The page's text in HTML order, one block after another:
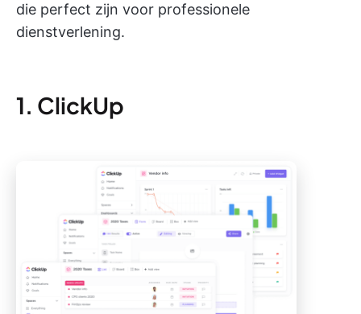
die perfect zijn voor professionele
dienstverlening.
1. ClickUp